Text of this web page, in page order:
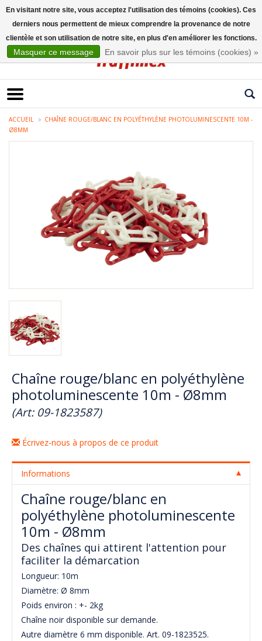
ACCUEIL
CHAÎNE ROUGE/BLANC EN POLYÉTHYLÈNE PHOTOLUMINESCENTE 10M -
Ø8MM
Chaîne rouge/blanc en polyéthylène
photoluminescente 10m - Ø8mm
(Art: 09-1823587)
Écrivez-nous à propos de ce produit
Informations
Chaîne rouge/blanc en
polyéthylène photoluminescente
10m - Ø8mm
Des chaînes qui attirent l'attention pour
faciliter la démarcation
Longueur: 10m
Diamètre: Ø 8mm
Poids environ : +- 2kg
Chaîne noir disponible sur demande.
Autre diamètre 6 mm disponible. Art. 09-1823525.
En visitant notre site, vous acceptez l'utilisation des témoins (cookies). Ces
derniers nous permettent de mieux comprendre la provenance de notre
clientèle et son utilisation de notre site, en plus d'en améliorer les fonctions.
Masquer ce message En savoir plus sur les témoins (cookies) »